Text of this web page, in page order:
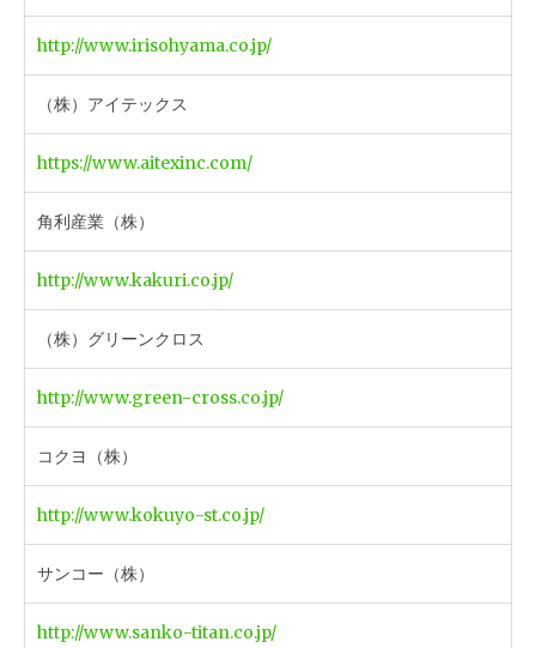
http://www.irisohyama.co.jp/
（株）アイテックス
https://www.aitexinc.com/
角利産業（株）
http://www.kakuri.co.jp/
（株）グリーンクロス
http://www.green-cross.co.jp/
コクヨ（株）
http://www.kokuyo-st.co.jp/
サンコー（株）
http://www.sanko-titan.co.jp/